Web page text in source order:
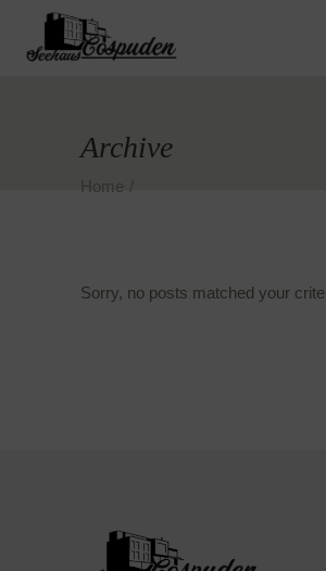
Archive
Home
Sorry, no posts matched your